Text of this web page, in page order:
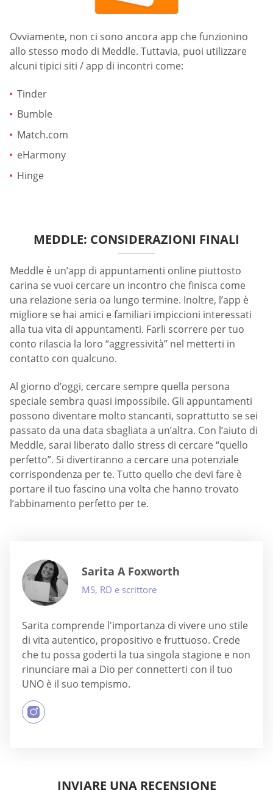
Ovviamente, non ci sono ancora app che funzionino
allo stesso modo di Meddle. Tuttavia, puoi utilizzare
alcuni tipici siti / app di incontri come:
Tinder
Bumble
Match.com
eHarmony
Hinge
MEDDLE: CONSIDERAZIONI FINALI
Meddle è un’app di appuntamenti online piuttosto
carina se vuoi cercare un incontro che finisca come
una relazione seria oa lungo termine. Inoltre, l’app è
migliore se hai amici e familiari impiccioni interessati
alla tua vita di appuntamenti. Farli scorrere per tuo
conto rilascia la loro “aggressività” nel metterti in
contatto con qualcuno.
Al giorno d’oggi, cercare sempre quella persona
speciale sembra quasi impossibile. Gli appuntamenti
possono diventare molto stancanti, soprattutto se sei
passato da una data sbagliata a un’altra. Con l’aiuto di
Meddle, sarai liberato dallo stress di cercare “quello
perfetto”. Si divertiranno a cercare una potenziale
corrispondenza per te. Tutto quello che devi fare è
portare il tuo fascino una volta che hanno trovato
l’abbinamento perfetto per te.
Sarita A Foxworth
MS, RD e scrittore
Sarita comprende l'importanza di vivere uno stile
di vita autentico, propositivo e fruttuoso. Crede
che tu possa goderti la tua singola stagione e non
rinunciare mai a Dio per connetterti con il tuo
UNO è il suo tempismo.
INVIARE UNA RECENSIONE